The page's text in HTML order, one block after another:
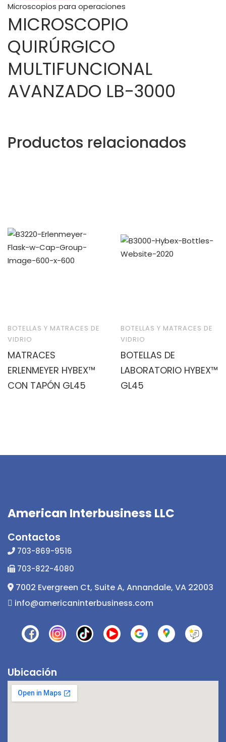
Microscopios para operaciones
MICROSCOPIO
QUIRÚRGICO
MULTIFUNCIONAL
AVANZADO LB-3000
Productos relacionados
BOTELLAS Y MATRACES DE
VIDRIO
MATRACES
ERLENMEYER HYBEX™
CON TAPÓN GL45
BOTELLAS Y MATRACES DE
VIDRIO
BOTELLAS DE
LABORATORIO HYBEX™
GL45
American Interbusiness LLC
Contactos
703-869-9516
703-822-4080
7002 Evergreen Ct, Suite A, Annandale, VA 22003
info@americaninterbusiness.com
Ubicación